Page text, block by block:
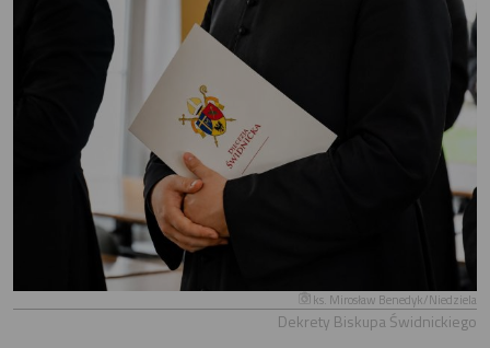
ks. Mirosław Benedyk/Niedziela
Dekrety Biskupa Świdnickiego